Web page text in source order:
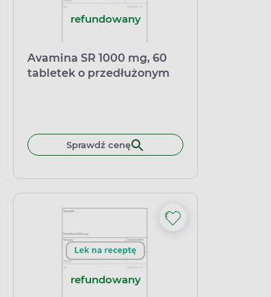
refundowany
Avamina SR 1000 mg, 60
tabletek o przedłużonym
Sprawdź cenę
refundowany